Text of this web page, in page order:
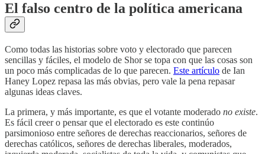
El falso centro de la política americana
Como todas las historias sobre voto y electorado que parecen
sencillas y fáciles, el modelo de Shor se topa con que las cosas son
un poco más complicadas de lo que parecen. Este artículo de Ian
Haney Lopez repasa las más obvias, pero vale la pena repasar
algunas ideas claves.
La primera, y más importante, es que el votante moderado no existe.
Es fácil creer o pensar que el electorado es este continúo
parsimonioso entre señores de derechas reaccionarios, señores de
derechas católicos, señores de derechas liberales, moderados,